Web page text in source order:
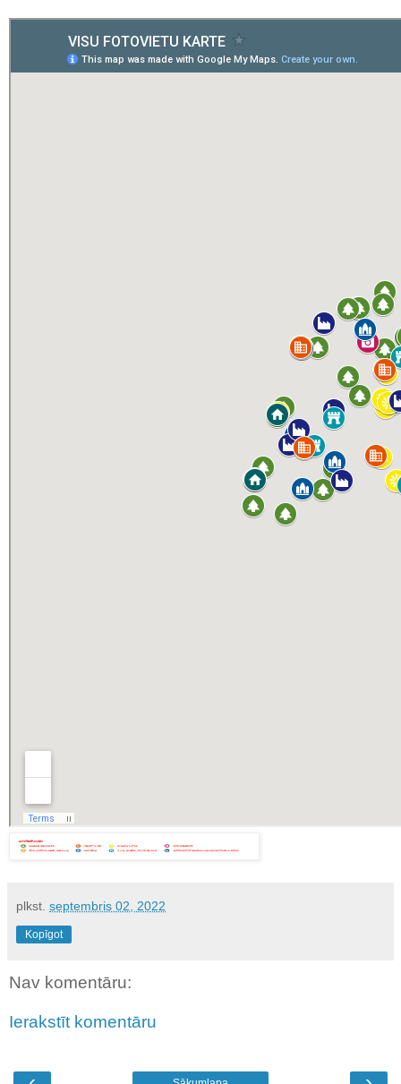
plkst. septembris 02, 2022
Kopīgot
Nav komentāru:
Ierakstīt komentāru